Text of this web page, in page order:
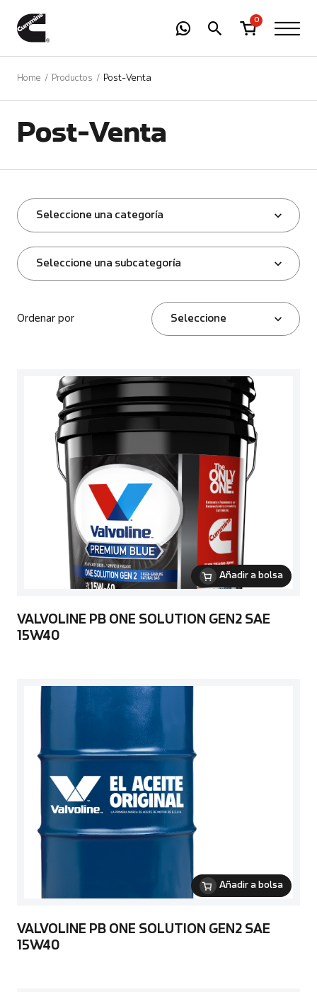
0
Home Productos Post-Venta
Post-Venta
Seleccione una categoría
Seleccione una subcategoría
Ordenar por Seleccione
Añadir a bolsa
VALVOLINE PB ONE SOLUTION GEN2 SAE
15W40
Añadir a bolsa
VALVOLINE PB ONE SOLUTION GEN2 SAE
15W40